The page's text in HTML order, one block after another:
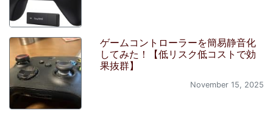
ゲームコントローラーを簡易静音化
してみた！【低リスク低コストで効
果抜群】
November 15, 2025